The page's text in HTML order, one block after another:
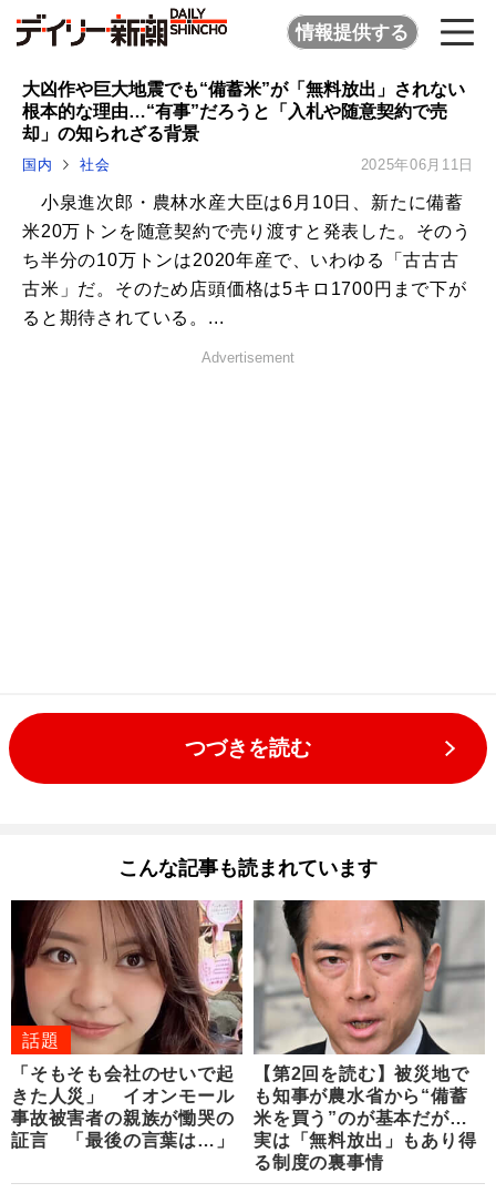
情報提供する
大凶作や巨大地震でも“備蓄米”が「無料放出」されない
根本的な理由…“有事”だろうと「入札や随意契約で売
却」の知られざる背景
国内 社会 2025年06月11日
小泉進次郎・農林水産大臣は6月10日、新たに備蓄
米20万トンを随意契約で売り渡すと発表した。そのう
ち半分の10万トンは2020年産で、いわゆる「古古古
古米」だ。そのため店頭価格は5キロ1700円まで下が
ると期待されている。...
Advertisement
つづきを読む
こんな記事も読まれています
話題
「そもそも会社のせいで起
きた人災」 イオンモール
事故被害者の親族が慟哭の
証言 「最後の言葉は…」
【第2回を読む】被災地で
も知事が農水省から“備蓄
米を買う”のが基本だが…
実は「無料放出」もあり得
る制度の裏事情